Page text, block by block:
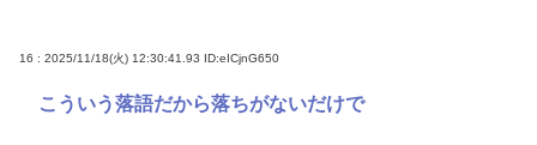
16 : 2025/11/18(火) 12:30:41.93 ID:eICjnG650
こういう落語だから落ちがないだけで